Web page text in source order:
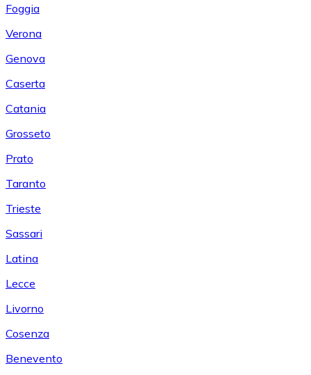
Foggia
Verona
Genova
Caserta
Catania
Grosseto
Prato
Taranto
Trieste
Sassari
Latina
Lecce
Livorno
Cosenza
Benevento